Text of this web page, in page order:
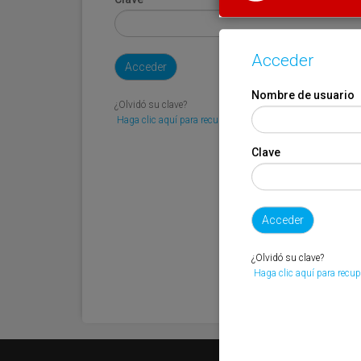
¿Olvidó su clave?
Haga clic aquí para recuperarla.
Acceder
Nombre de usuario
Clave
¿Olvidó su clave?
Haga clic aquí para